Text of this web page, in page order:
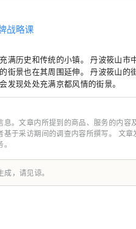
战略课
满历史和传统的小镇。 丹波筱山
街景也在其周围延伸。 丹波筱山
发现处处充满京都风情的街景。
。文章内所提到的商品、服务的内容
于采访期间的调查内容所撰写。 文
，请见谅。